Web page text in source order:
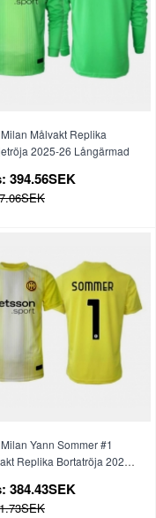
Målvakt Replika
2025-26 Långärmad
394.56SEK
Yann Sommer #1
Replika Bortatröja 2025-
384.43SEK